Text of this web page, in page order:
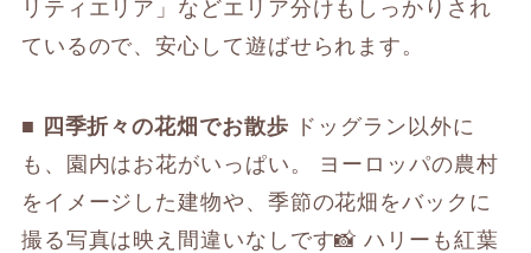
リティエリア」などエリア分けもしっかりされ
ているので、安心して遊ばせられます。
■ 四季折々の花畑でお散歩 ドッグラン以外に
も、園内はお花がいっぱい。 ヨーロッパの農村
をイメージした建物や、季節の花畑をバックに
撮る写真は映え間違いなしです📸 ハリーも紅葉